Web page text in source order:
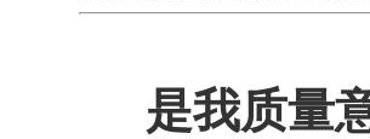
是我质量